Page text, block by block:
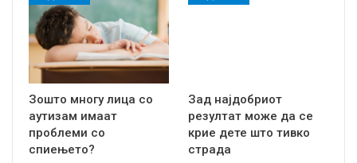
Зошто многу лица со
аутизам имаат
проблеми со
спиењето?
Зад најдобриот
резултат може да се
крие дете што тивко
страда